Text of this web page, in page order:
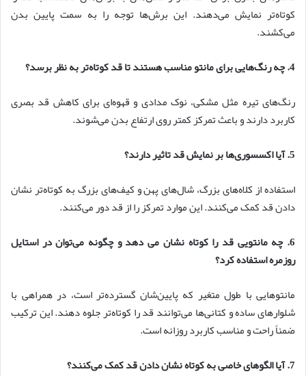
کوتاه‌تر نمایش می‌دهند. این برش‌ها توجه را به سمت پایین بدن
می‌کشند.
4. چه رنگ‌هایی برای مانتو مناسب هستند تا قد کوتاه‌تر به نظر برسد؟
رنگ‌های تیره مثل مشکی، نوک مدادی و قهوه‌ای برای کاهش قد بصری
کاربرد دارند و باعث تمرکز کمتر روی ارتفاع بدن می‌شوند.
5. آیا اکسسوری‌ها بر نمایش قد تاثیر دارند؟
استفاده از کلاه‌های بزرگ، شال‌های پهن و کیف‌های بزرگ به کوتاه‌تر نشان
دادن قد کمک می‌کنند. این موارد تمرکز را از قد دور می‌کنند.
6. چه مانتویی قد را کوتاه نشان می دهد و چگونه می‌توان در استایل
روزمره استفاده کرد؟
مانتوهایی با طول متغیر که پایین‌شان گسترده‌تر است، در همراهی با
شلوارهای ساده و کتانی‌ها می‌توانند قد را کوتاه‌تر جلوه دهند. این ترکیب
ضمناً راحت و مناسب کاربرد روزانه است.
7. آیا الگوهای خاصی به کوتاه نشان دادن قد کمک می‌کنند؟